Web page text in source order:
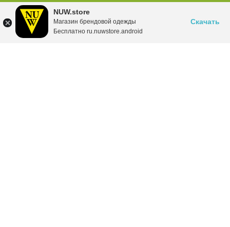
NUW.store
Магазин брендовой одежды
Бесплатно ru.nuwstore.android
Скачать